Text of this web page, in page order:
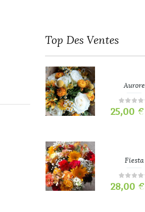
Top Des Ventes
Aurore
25,00 €
Fiesta
28,00 €